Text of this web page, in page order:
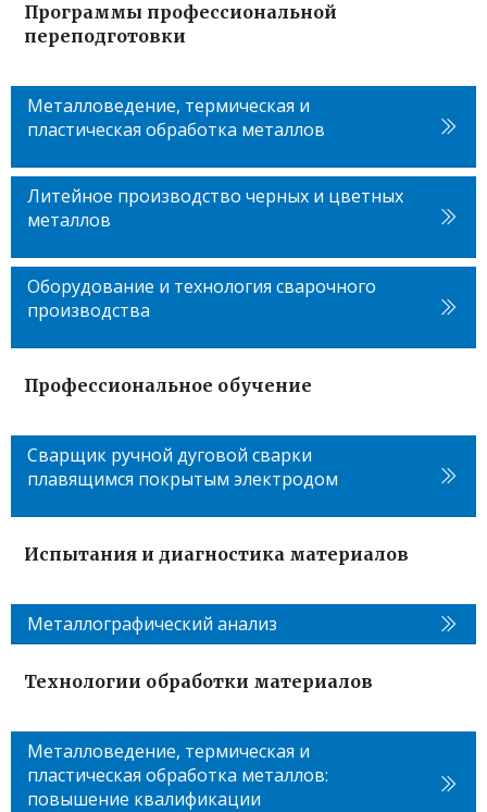
Программы профессиональной
переподготовки
Металловедение, термическая и
пластическая обработка металлов
Литейное производство черных и цветных
металлов
Оборудование и технология сварочного
производства
Профессиональное обучение
Сварщик ручной дуговой сварки
плавящимся покрытым электродом
Испытания и диагностика материалов
Металлографический анализ
Технологии обработки материалов
Металловедение, термическая и
пластическая обработка металлов:
повышение квалификации